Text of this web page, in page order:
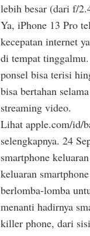
lebih besar (dari f/
Ya, iPhone 13 Pro
kecepatan internet
di tempat
ponsel bisa terisi
bisa bertahan
streaming video.
Lihat apple.com/id/
selengkapnya. 24
smartphone
keluaran
berlomba-lomba
menanti hadirnya
killer phone, dari